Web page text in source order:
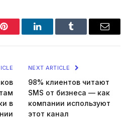
Pinterest LinkedInTumblr Email
в
NEXT ARTICLE
98% клиентов читают
SMS от бизнеса — как
компании используют
этот канал